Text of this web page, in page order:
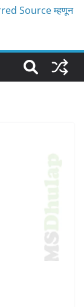
Source म्हणून